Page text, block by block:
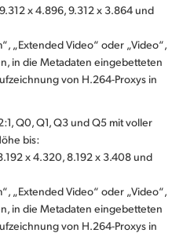
x 4.896, 9.312 x 3.864 und
„Extended Video“ oder „Video“,
in die Metadaten eingebetteten
von H.264-Proxys in
Q0, Q1, Q3 und Q5 mit voller
bis:
x 4.320, 8.192 x 3.408 und
„Extended Video“ oder „Video“,
in die Metadaten eingebetteten
von H.264-Proxys in